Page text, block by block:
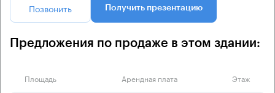
Позвонить Получить презентацию
Предложения по продаже в этом здании:
Площадь Арендная плата Этаж